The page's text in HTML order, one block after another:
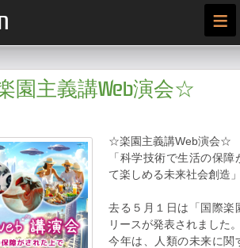
≡
園主義講Web演会☆
☆楽園主義講Web演会☆
「科学技術で生活の保
て楽しめる未来社会創造
去る５月１日は「国際楽
リースが発表されました
今年は、人類の未来に関